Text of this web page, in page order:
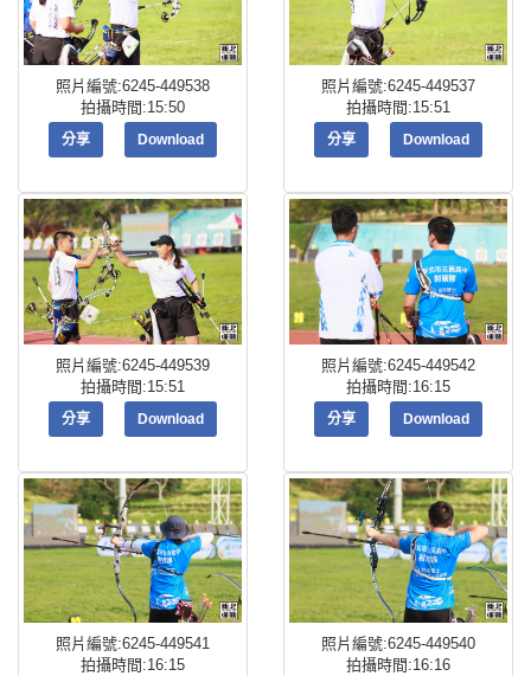
照片編號:6245-449538
拍攝時間:15:50
分享 Download
照片編號:6245-449537
拍攝時間:15:51
分享 Download
照片編號:6245-449539
拍攝時間:15:51
分享 Download
照片編號:6245-449542
拍攝時間:16:15
分享 Download
照片編號:6245-449541
拍攝時間:16:15
照片編號:6245-449540
拍攝時間:16:16